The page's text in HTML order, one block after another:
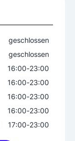
geschlossen
geschlossen
16:00-23:00
16:00-23:00
16:00-23:00
16:00-23:00
17:00-23:00